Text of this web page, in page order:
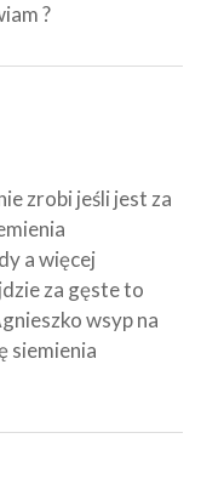
?
zrobi jeśli jest za
a więcej
za gęste to
wsyp na
siemienia